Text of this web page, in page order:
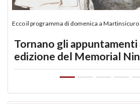
Ecco il programma di domenica a Martinsicuro
Tornano gli
edizione del Memorial